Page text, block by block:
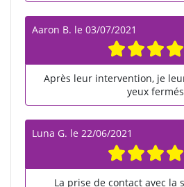
Aaron B. le 03/07/2021
Après leur intervention, je
yeux fermés
Luna G. le 22/06/2021
La prise de contact avec la